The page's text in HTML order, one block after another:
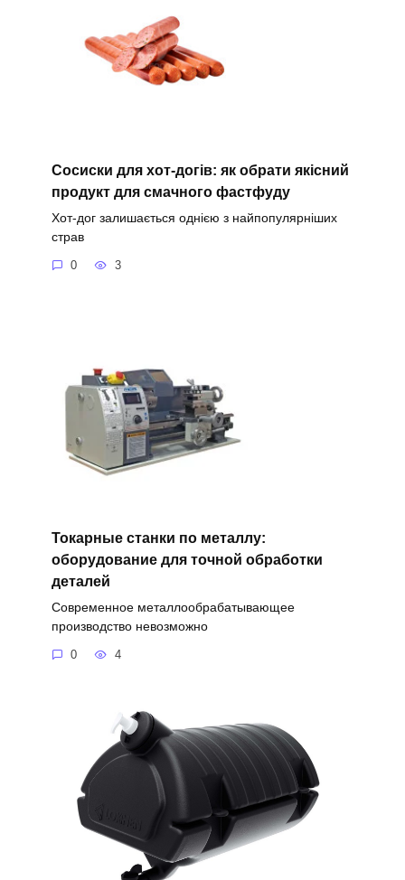
Сосиски для хот-догів: як обрати якісний
продукт для смачного фастфуду
Хот-дог залишається однією з найпопулярніших
страв
0 3
Токарные станки по металлу:
оборудование для точной обработки
деталей
Современное металлообрабатывающее
производство невозможно
0 4